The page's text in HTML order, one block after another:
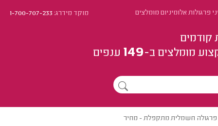
פרגולות אלומיניום מומלצים מוקד מידרג:1-700-707-233
קודמים
מומלצים ב-149 ענפים
פרגולה חשמלית מתקפלת - מחיר